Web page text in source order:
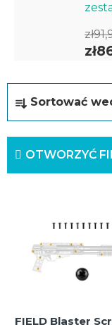
o
r
Sortować
OTWORZYĆ
FIELD Blaster